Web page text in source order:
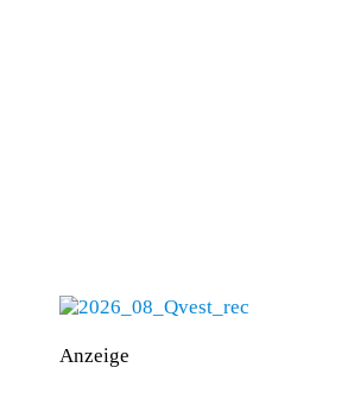
Anzeige